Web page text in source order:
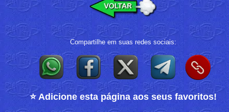
Compartilhe em suas redes sociais:
⭐ Adicione esta página aos seus favoritos!